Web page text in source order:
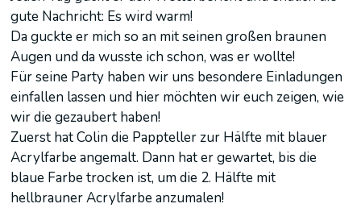
gute Nachricht: Es wird warm!
Da guckte er mich so an mit seinen großen braunen
Augen und da wusste ich schon, was er wollte!
Für seine Party haben wir uns besondere Einladungen
einfallen lassen und hier möchten wir euch zeigen, wie
wir die gezaubert haben!
Zuerst hat Colin die Pappteller zur Hälfte mit blauer
Acrylfarbe angemalt. Dann hat er gewartet, bis die
blaue Farbe trocken ist, um die 2. Hälfte mit
hellbrauner Acrylfarbe anzumalen!